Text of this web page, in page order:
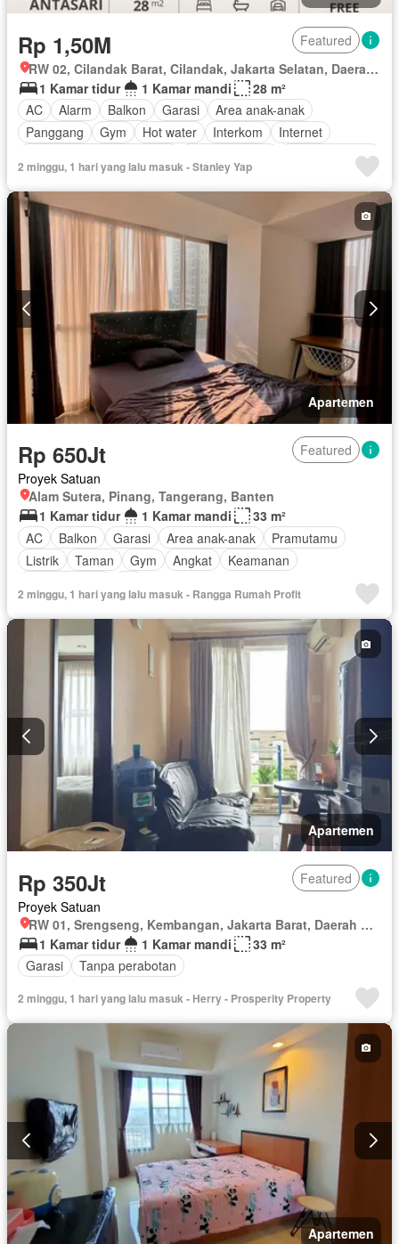
Rp 1,50M
Featured
RW 02, Cilandak Barat, Cilandak, Jakarta Selatan, Daerah Khusus Ibukota Jakarta
1 Kamar tidur
1 Kamar mandi
28 m²
AC
Alarm Balkon Garasi
Area anak-anak
Panggang
Gym Hot water Interkom
Internet
Secure parking
Keamanan
Kolam renang Telephone
Berperabot lengkap
2 minggu, 1 hari yang lalu masuk - Stanley Yap
Apartemen
Rp 650Jt
Featured
Proyek Satuan
Alam Sutera, Pinang, Tangerang, Banten
1 Kamar tidur
1 Kamar mandi
33 m²
AC
Balkon Garasi Area anak-anak
Pramutamu
Listrik
Taman Gym Angkat
Keamanan
2 minggu, 1 hari yang lalu masuk - Rangga Rumah Profit
Apartemen
Rp 350Jt
Featured
Proyek Satuan
RW 01, Srengseng, Kembangan, Jakarta Barat, Daerah Khusus Ibukota Jakarta
1 Kamar tidur
1 Kamar mandi
33 m²
Garasi
Tanpa perabotan
2 minggu, 1 hari yang lalu masuk - Herry - Prosperity Property
Apartemen